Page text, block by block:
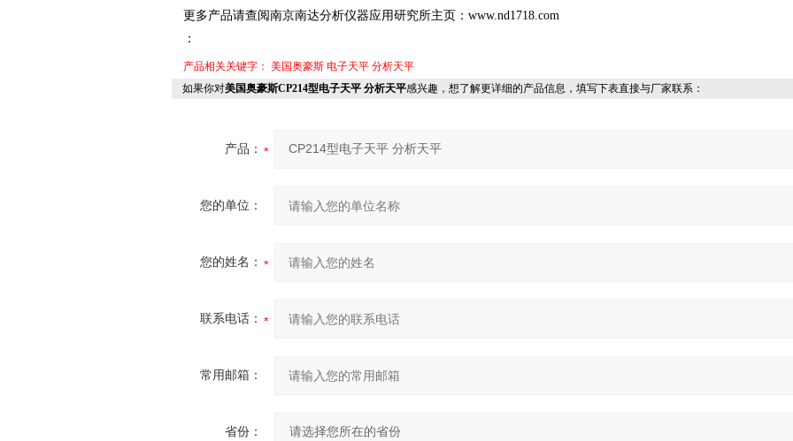
更多产品请查阅南京南达分析仪器应用研究所主页： www.nd1718.com
：
产品相关关键字： 美国奥豪斯 电子天平 分析天平
如果你对美国奥豪斯CP214型电子天平 分析天平感兴趣，想了解更详细的产品信息，填写下表直接与厂家联系：
产品：
您的单位：
您的姓名：
联系电话：
常用邮箱：
省份：